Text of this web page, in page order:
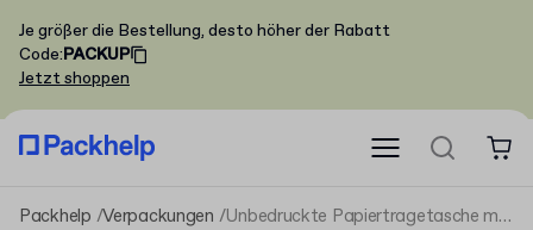
Je größer die Bestellung, desto höher der Rabatt
Code:PACKUP
Jetzt shoppen
Packhelp Verpackungen Unbedruckte Papiertragetasche mit Henkel für Kleidung